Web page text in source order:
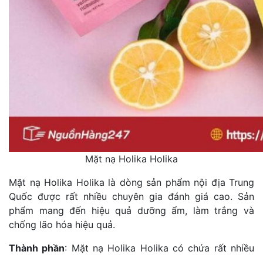
Mặt nạ Holika Holika
Mặt nạ Holika Holika là dòng sản phẩm nội địa Trung
Quốc được rất nhiều chuyên gia đánh giá cao. Sản
phẩm mang đến hiệu quả dưỡng ẩm, làm trắng và
chống lão hóa hiệu quả.
Thành phần: Mặt nạ Holika Holika có chứa rất nhiều